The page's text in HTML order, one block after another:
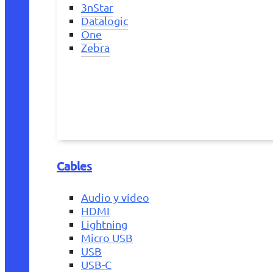
3nStar
Datalogic
One
Zebra
Cables
Audio y vídeo
HDMI
Lightning
Micro USB
USB
USB-C